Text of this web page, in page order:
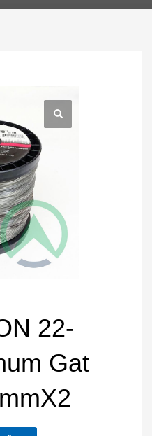
22-
Gat